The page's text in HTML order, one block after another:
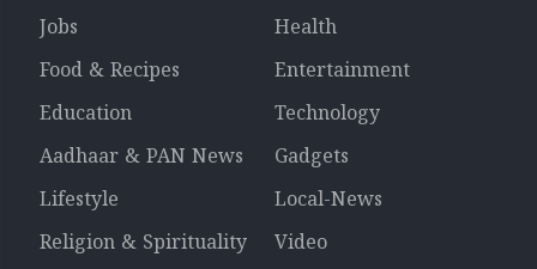
Jobs
Health
Food & Recipes
Entertainment
Education
Technology
Aadhaar & PAN News
Gadgets
Lifestyle
Local-News
Religion & Spirituality
Video